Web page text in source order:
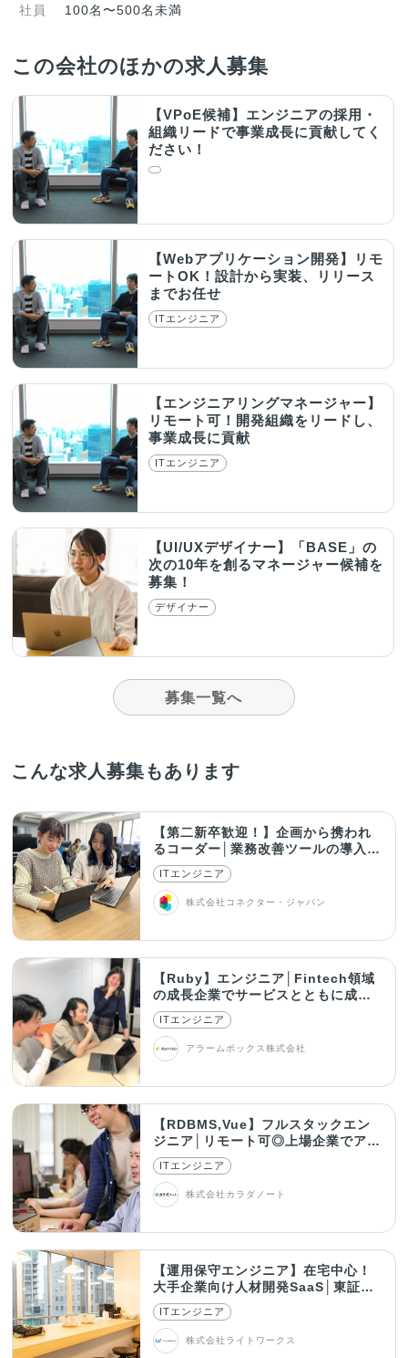
社員 100名〜500名未満
この会社のほかの求人募集
【VPoE候補】エンジニアの採用・
組織リードで事業成長に貢献してく
ださい！
【Webアプリケーション開発】リモ
ートOK！設計から実装、リリース
までお任せ
ITエンジニア
【エンジニアリングマネージャー】
リモート可！開発組織をリードし、
事業成長に貢献
ITエンジニア
【UI/UXデザイナー】「BASE」の
次の10年を創るマネージャー候補を
募集！
デザイナー
募集一覧へ
こんな求人募集もあります
【第二新卒歓迎！】企画から携われ
るコーダー│業務改善ツールの導入や
カスタマイズも
ITエンジニア
株式会社コネクター・ジャパン
【Ruby】エンジニア│Fintech領域
の成長企業でサービスとともに成
長！
ITエンジニア
アラームボックス株式会社
【RDBMS,Vue】フルスタックエン
ジニア│リモート可◎上場企業でアプ
リ開発
ITエンジニア
株式会社カラダノート
【運用保守エンジニア】在宅中心！
大手企業向け人材開発SaaS│東証グ
ロース上場
ITエンジニア
株式会社ライトワークス